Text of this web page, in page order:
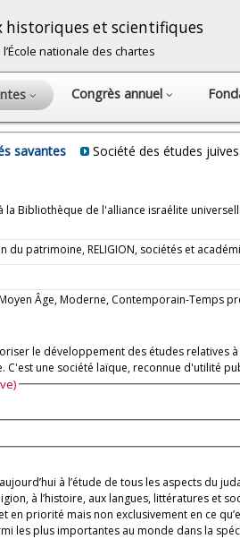
historiques et scientifiques
nationale des chartes
Congrès annuel
savantes
Société des études juives
Bibliothèque de l'alliance israélite
patrimoine, RELIGION, sociétés et
Âge, Moderne, Contemporain-Temps
le développement des études relatives
C'est une société laïque, reconnue d'utilité
à l’étude de tous les aspects du
à l’histoire, aux langues, littératures et
priorité mais non exclusivement en ce
les plus importantes au monde dans la